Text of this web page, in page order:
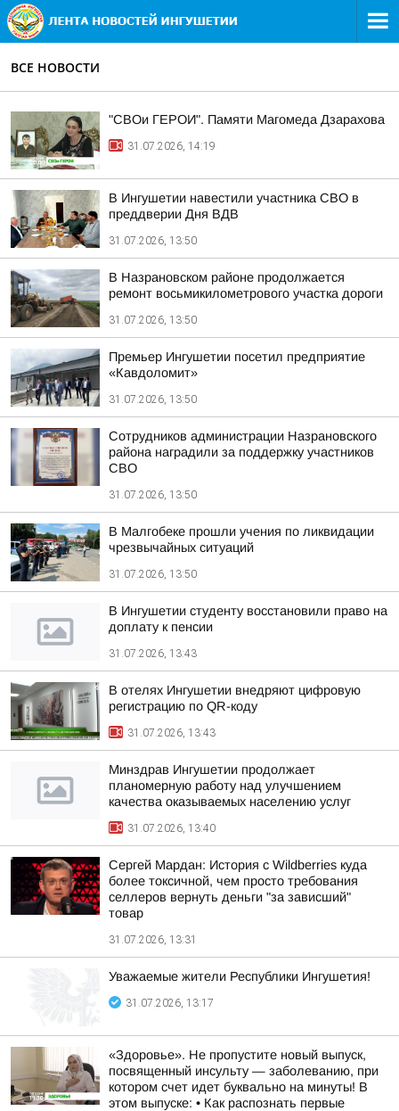
ВСЕ НОВОСТИ
"СВОи ГЕРОИ". Памяти Магомеда Дзарахова
31.07.2026, 14:19
В Ингушетии навестили участника СВО в
преддверии Дня ВДВ
31.07.2026, 13:50
В Назрановском районе продолжается
ремонт восьмикилометрового участка дороги
31.07.2026, 13:50
Премьер Ингушетии посетил предприятие
«Кавдоломит»
31.07.2026, 13:50
Сотрудников администрации Назрановского
района наградили за поддержку участников
СВО
31.07.2026, 13:50
В Малгобеке прошли учения по ликвидации
чрезвычайных ситуаций
31.07.2026, 13:50
В Ингушетии студенту восстановили право на
доплату к пенсии
31.07.2026, 13:43
В отелях Ингушетии внедряют цифровую
регистрацию по QR-коду
31.07.2026, 13:43
Минздрав Ингушетии продолжает
планомерную работу над улучшением
качества оказываемых населению услуг
31.07.2026, 13:40
Сергей Мардан: История с Wildberries куда
более токсичной, чем просто требования
селлеров вернуть деньги "за зависший"
товар
31.07.2026, 13:31
Уважаемые жители Республики Ингушетия!
31.07.2026, 13:17
«Здоровье». Не пропустите новый выпуск,
посвященный инсульту — заболеванию, при
котором счет идет буквально на минуты! В
этом выпуске: • Как распознать первые